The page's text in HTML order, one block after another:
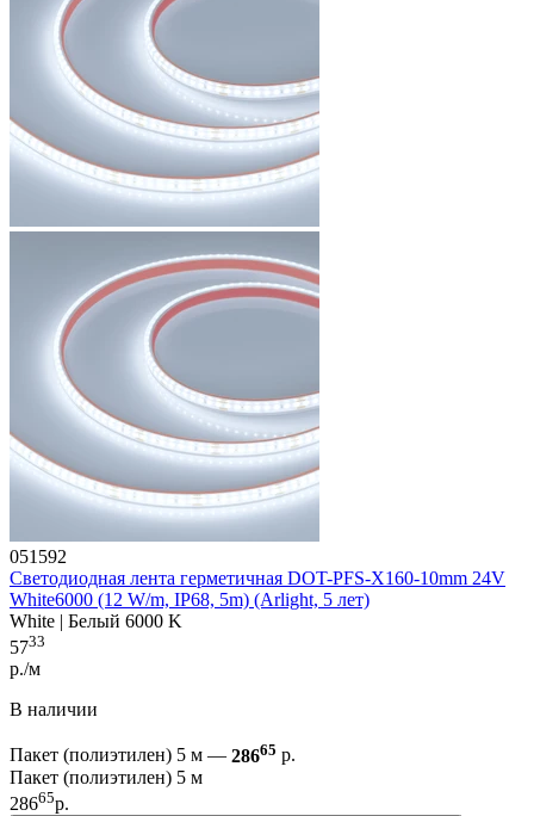
051592
Светодиодная лента герметичная DOT-PFS-X160-10mm 24V
White6000 (12 W/m, IP68, 5m) (Arlight, 5 лет)
White | Белый 6000 K
5733
р./м
В наличии
Пакет (полиэтилен) 5 м — 28665 р.
Пакет (полиэтилен) 5 м
28665р.